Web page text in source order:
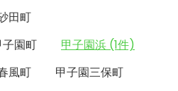
田町
子園町
甲子園浜 (1件)
風町
甲子園三保町